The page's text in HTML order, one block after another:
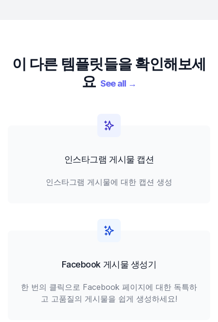
이 다른 템플릿들을 확인해보세
요 See all →
인스타그램 게시물 캡션
인스타그램 게시물에 대한 캡션 생성
Facebook 게시물 생성기
한 번의 클릭으로 Facebook 페이지에 대한 독특하
고 고품질의 게시물을 쉽게 생성하세요!